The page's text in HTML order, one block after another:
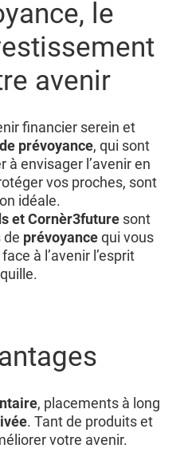
le
avenir
financier serein et
prévoyance, qui sont
à envisager l’avenir en
vos proches, sont
idéale.
et Cornèr3futuresont
de prévoyancequi vous
à l’avenir l’esprit
, placements à long
. Tant de produits et
votre avenir.